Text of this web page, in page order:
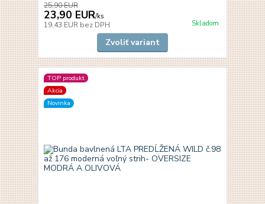
25,90 EUR
23,90 EUR/ks
19,43 EUR bez DPH Skladom
Zvoliť variant
TOP produkt
Akcia
Novinka